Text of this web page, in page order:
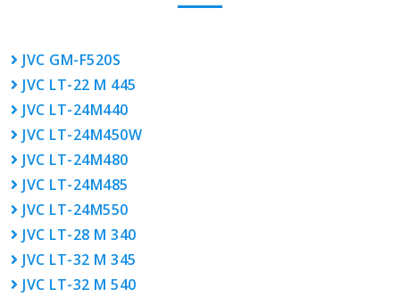
JVC GM-F520S
JVC LT-22 M 445
JVC LT-24M440
JVC LT-24M450W
JVC LT-24M480
JVC LT-24M485
JVC LT-24M550
JVC LT-28 M 340
JVC LT-32 M 345
JVC LT-32 M 540